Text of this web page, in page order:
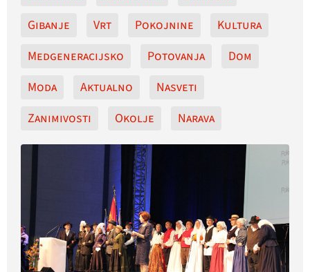
Gibanje
Vrt Pokojnine
Kultura
Medgeneracijsko
Potovanja
Dom
Moda
Aktualno
Nasveti
Zanimivosti
Okolje Narava